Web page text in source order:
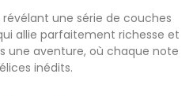
une série de couches
allie parfaitement richesse et
une aventure, où chaque note
inédits.